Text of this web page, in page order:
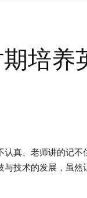
培养
真、老师讲的记不
技术的发展，虽然